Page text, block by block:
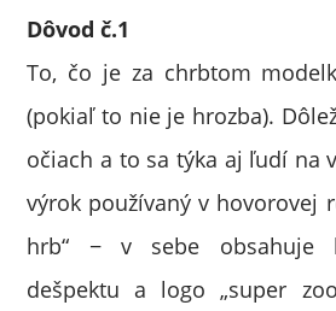
Dôvod č.1
To, čo je za chrbtom
(pokiaľ to nie je hrozba).
očiach a to sa týka aj ľudí na
výrok používaný v hovorovej
hrb“ − v sebe obsahuje
dešpektu a logo „super